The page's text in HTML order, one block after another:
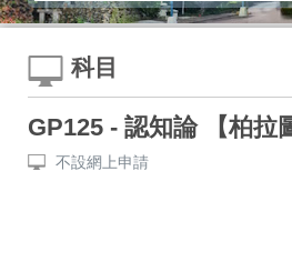
科目
GP125 - 認知論 【柏拉
不設網上申請